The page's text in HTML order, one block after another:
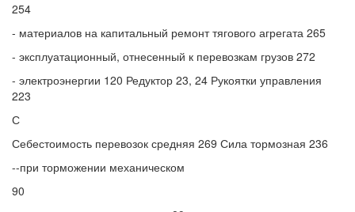
254
- материалов на капитальный ремонт тягового агрегата 265
- эксплуатационный, отнесенный к перевозкам грузов 272
- электроэнергии 120 Редуктор 23, 24 Рукоятки управления
223
С
Себестоимость перевозок средняя 269 Сила тормозная 236
--при торможении механическом
90